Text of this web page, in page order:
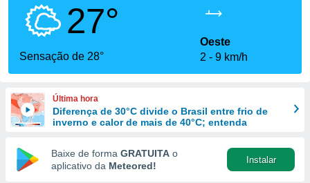
fornecidas
a este
das
e
forma
digital
27°
Sensação de 28°
Oeste
2
9 km/h
Última hora
Diferença de 30°C divide o Brasil entre frio de
inverno e calor de mais de 40°C; entenda
Baixe de forma GRATUITA o
aplicativo da Meteored!
Instalar